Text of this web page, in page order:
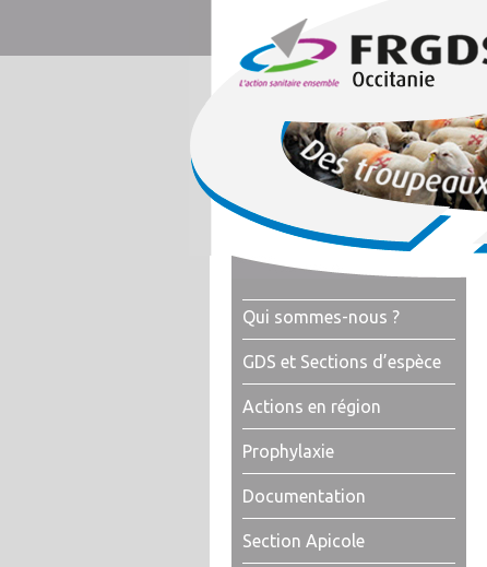
Qui sommes-nous ?
GDS et Sections d’espèce
Actions en région
Prophylaxie
Documentation
Section Apicole